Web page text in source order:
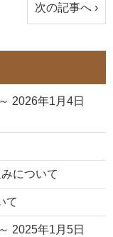
次の記事へ ›
2026年1月4日
について
て
2025年1月5日